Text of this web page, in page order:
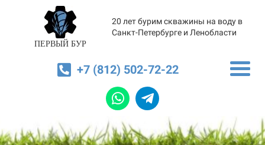
ПЕРВЫЙ БУР
20 лет бурим скважины на воду в
Санкт-Петербурге и Ленобласти
+7 (812) 502-72-22